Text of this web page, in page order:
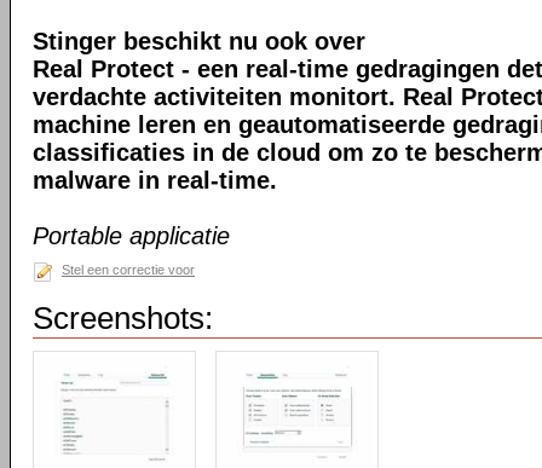
Stinger beschikt nu ook over
Real Protect - een real-time gedragingen
verdachte activiteiten monitort. Real
machine leren en geautomatiseerde
classificaties in de cloud om zo te
malware in real-time.
Portable applicatie
Stel een correctie voor
Screenshots: